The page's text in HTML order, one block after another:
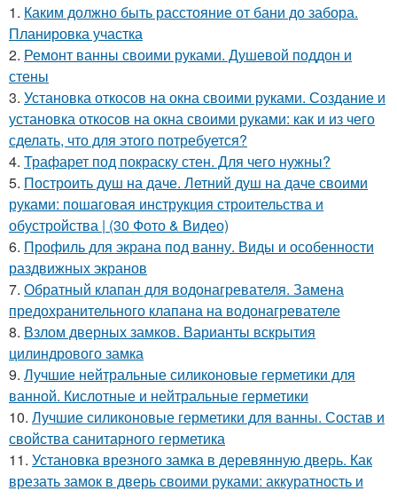
1. Каким должно быть расстояние от бани до забора.
Планировка участка
2. Ремонт ванны своими руками. Душевой поддон и
стены
3. Установка откосов на окна своими руками. Создание и
установка откосов на окна своими руками: как и из чего
сделать, что для этого потребуется?
4. Трафарет под покраску стен. Для чего нужны?
5. Построить душ на даче. Летний душ на даче своими
руками: пошаговая инструкция строительства и
обустройства | (30 Фото & Видео)
6. Профиль для экрана под ванну. Виды и особенности
раздвижных экранов
7. Обратный клапан для водонагревателя. Замена
предохранительного клапана на водонагревателе
8. Взлом дверных замков. Варианты вскрытия
цилиндрового замка
9. Лучшие нейтральные силиконовые герметики для
ванной. Кислотные и нейтральные герметики
10. Лучшие силиконовые герметики для ванны. Состав и
свойства санитарного герметика
11. Установка врезного замка в деревянную дверь. Как
врезать замок в дверь своими руками: аккуратность и